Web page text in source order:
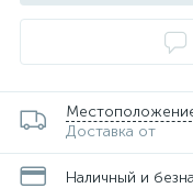
Доставка от
Наличный и